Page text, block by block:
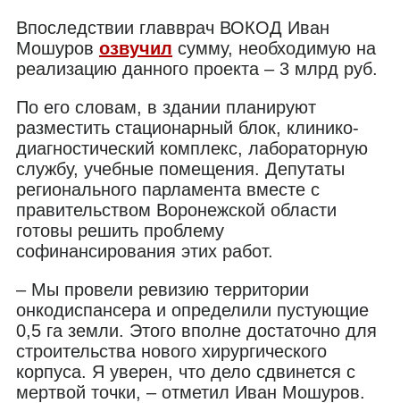
Впоследствии главврач ВОКОД Иван
Мошуров озвучил сумму, необходимую на
реализацию данного проекта – 3 млрд руб.
По его словам, в здании планируют
разместить стационарный блок, клинико-
диагностический комплекс, лабораторную
службу, учебные помещения. Депутаты
регионального парламента вместе с
правительством Воронежской области
готовы решить проблему
софинансирования этих работ.
– Мы провели ревизию территории
онкодиспансера и определили пустующие
0,5 га земли. Этого вполне достаточно для
строительства нового хирургического
корпуса. Я уверен, что дело сдвинется с
мертвой точки, – отметил Иван Мошуров.